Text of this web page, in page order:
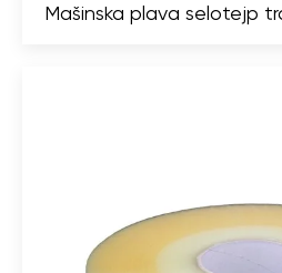
Mašinska plava selotejp